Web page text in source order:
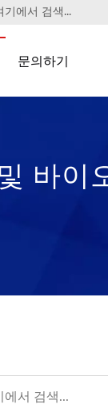
문의하기
바이